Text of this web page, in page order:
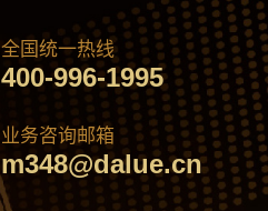
全国统一热线
400-996-1995
业务咨询邮箱
m348@dalue.cn